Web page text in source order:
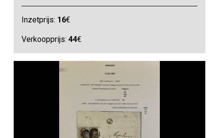
Inzetprijs: 16€
Verkoopprijs:44€